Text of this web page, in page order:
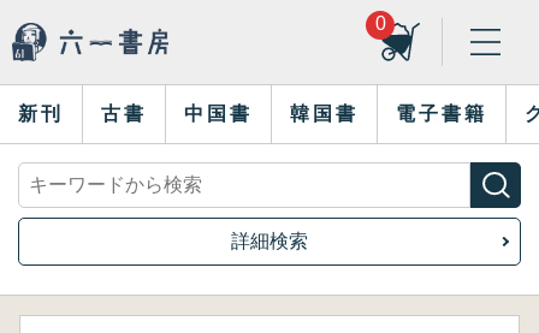
0
新刊 古書 中国書 韓国書 電子書籍
詳細検索